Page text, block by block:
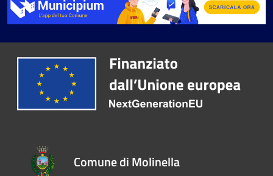
Comune di Molinella